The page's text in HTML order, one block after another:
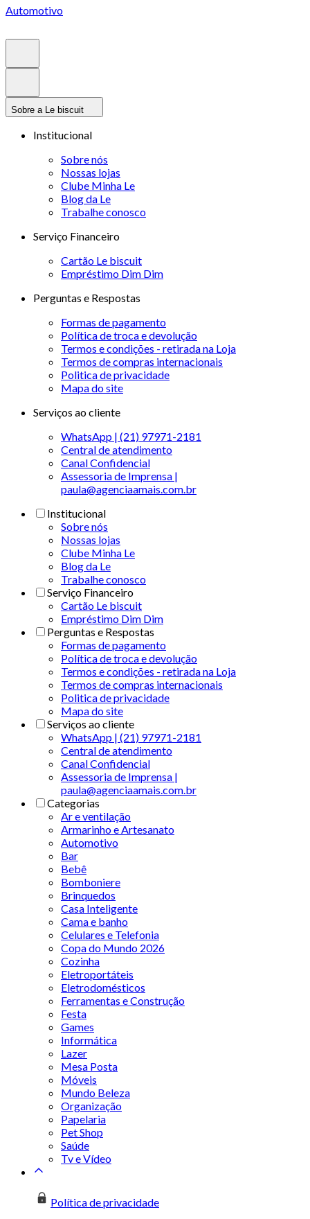
Automotivo
Sobre a Le biscuit
Institucional
Sobre nós
Nossas lojas
Clube Minha Le
Blog da Le
Trabalhe conosco
Serviço Financeiro
Cartão Le biscuit
Empréstimo Dim Dim
Perguntas e Respostas
Formas de pagamento
Política de troca e devolução
Termos e condições - retirada na Loja
Termos de compras internacionais
Politica de privacidade
Mapa do site
Serviços ao cliente
WhatsApp | (21) 97971-2181
Central de atendimento
Canal Confidencial
Assessoria de Imprensa |
paula@agenciaamais.com.br
Institucional
Sobre nós
Nossas lojas
Clube Minha Le
Blog da Le
Trabalhe conosco
Serviço Financeiro
Cartão Le biscuit
Empréstimo Dim Dim
Perguntas e Respostas
Formas de pagamento
Política de troca e devolução
Termos e condições - retirada na Loja
Termos de compras internacionais
Politica de privacidade
Mapa do site
Serviços ao cliente
WhatsApp | (21) 97971-2181
Central de atendimento
Canal Confidencial
Assessoria de Imprensa |
paula@agenciaamais.com.br
Categorias
Ar e ventilação
Armarinho e Artesanato
Automotivo
Bar
Bebê
Bomboniere
Brinquedos
Casa Inteligente
Cama e banho
Celulares e Telefonia
Copa do Mundo 2026
Cozinha
Eletroportáteis
Eletrodomésticos
Ferramentas e Construção
Festa
Games
Informática
Lazer
Mesa Posta
Móveis
Mundo Beleza
Organização
Papelaria
Pet Shop
Saúde
Tv e Vídeo
Política de privacidade